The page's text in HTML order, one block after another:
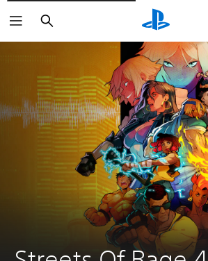
Buscar